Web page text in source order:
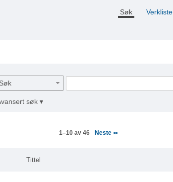
Søk Verkliste
Søk
søk ▾
1–10 av 46 Neste>>
Tittel